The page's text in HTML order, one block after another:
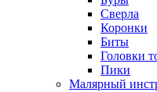
Сверла
Коронки
Биты
Головки
Пики
Малярный